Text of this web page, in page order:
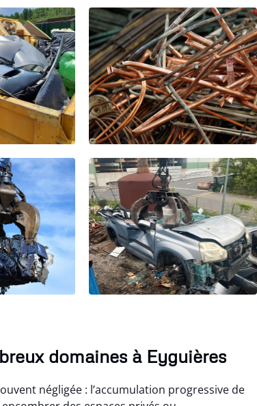
domaines à Eyguières
négligée : l’accumulation progressive de